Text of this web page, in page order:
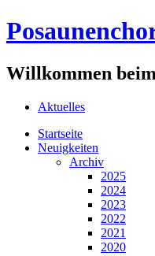
Willkommen beim
Aktuelles
Startseite
Neuigkeiten
Archiv
2025
2024
2023
2022
2021
2020